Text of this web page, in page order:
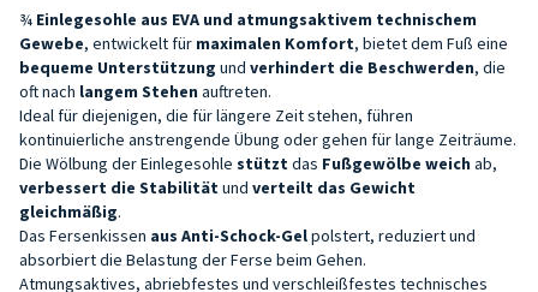
¾ Einlegesohle aus EVA und atmungsaktivem technischem
Gewebe, entwickelt für maximalen Komfort, bietet dem Fuß eine
bequeme Unterstützung und verhindert die Beschwerden, die
oft nach langem Stehen auftreten.
Ideal für diejenigen, die für längere Zeit stehen, führen
kontinuierliche anstrengende Übung oder gehen für lange Zeiträume.
Die Wölbung der Einlegesohle stützt das Fußgewölbe weich ab,
verbessert die Stabilität und verteilt das Gewicht
gleichmäßig.
Das Fersenkissen aus Anti-Schock-Gelpolstert, reduziert und
absorbiert die Belastung der Ferse beim Gehen.
Atmungsaktives, abriebfestes und verschleißfestes technisches